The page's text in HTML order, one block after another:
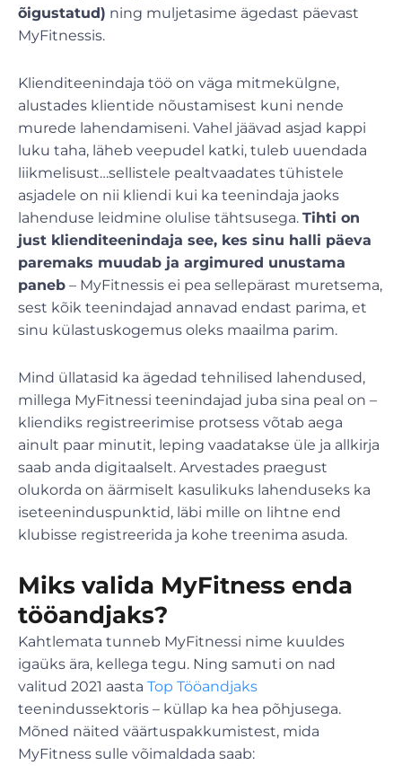
õigustatud) ning muljetasime ägedast päevast
MyFitnessis.
Klienditeenindaja töö on väga mitmekülgne,
alustades klientide nõustamisest kuni nende
murede lahendamiseni. Vahel jäävad asjad kappi
luku taha, läheb veepudel katki, tuleb uuendada
liikmelisust…sellistele pealtvaadates tühistele
asjadele on nii kliendi kui ka teenindaja jaoks
lahenduse leidmine olulise tähtsusega. Tihti on
just klienditeenindaja see, kes sinu halli päeva
paremaks muudab ja argimured unustama
paneb – MyFitnessis ei pea sellepärast muretsema,
sest kõik teenindajad annavad endast parima, et
sinu külastuskogemus oleks maailma parim.
Mind üllatasid ka ägedad tehnilised lahendused,
millega MyFitnessi teenindajad juba sina peal on –
kliendiks registreerimise protsess võtab aega
ainult paar minutit, leping vaadatakse üle ja allkirja
saab anda digitaalselt. Arvestades praegust
olukorda on äärmiselt kasulikuks lahenduseks ka
iseteeninduspunktid, läbi mille on lihtne end
klubisse registreerida ja kohe treenima asuda.
Miks valida MyFitness enda
tööandjaks?
Kahtlemata tunneb MyFitnessi nime kuuldes
igaüks ära, kellega tegu. Ning samuti on nad
valitud 2021 aasta Top Tööandjaks
teenindussektoris – küllap ka hea põhjusega.
Mõned näited väärtuspakkumistest, mida
MyFitness sulle võimaldada saab: